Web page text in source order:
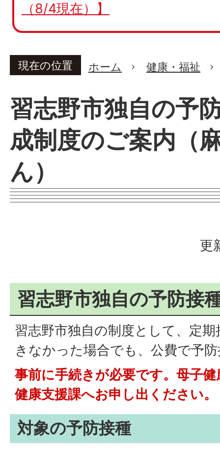
（8/4現在）】
現在の位置 ホーム 健康・福祉
習志野市独自の予
成制度のご案内（
ん）
更
習志野市独自の予防接
習志野市独自の制度として、定
きなかった場合でも、公費で予
事前に手続きが必要です。母子
健康支援課へお申し出ください。
対象の予防接種